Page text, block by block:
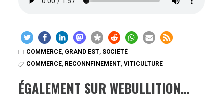
COMMERCE, GRAND EST, SOCIÉTÉ
COMMERCE, RECONNFINEMENT,VITICULTURE
ÉGALEMENT SUR WEBULLITION…